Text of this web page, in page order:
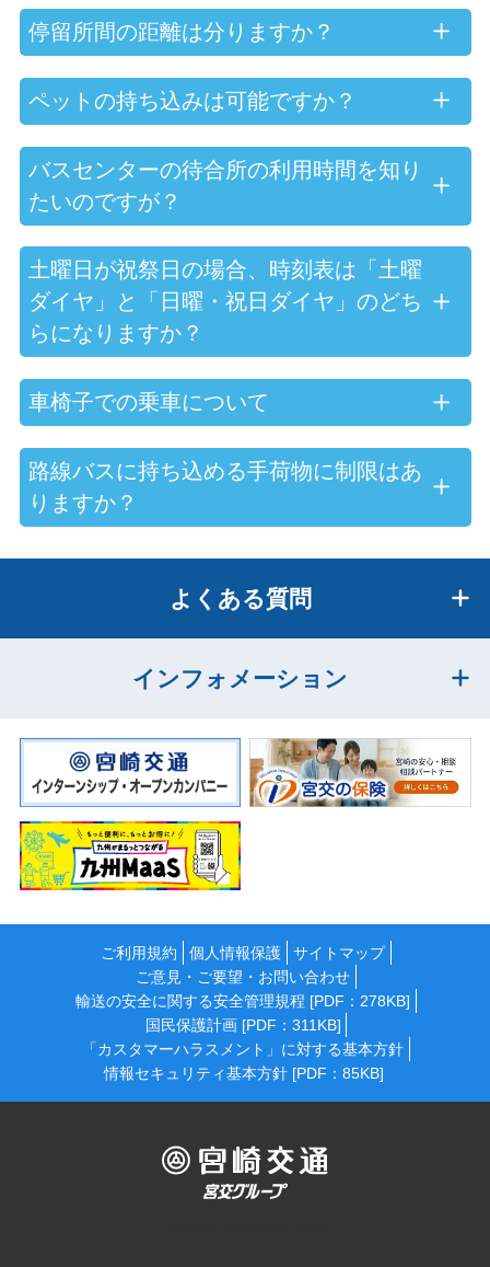
停留所間の距離は分りますか？
ペットの持ち込みは可能ですか？
バスセンターの待合所の利用時間を知り
たいのですが？
土曜日が祝祭日の場合、時刻表は「土曜
ダイヤ」と「日曜・祝日ダイヤ」のどち
らになりますか？
車椅子での乗車について
路線バスに持ち込める手荷物に制限はあ
りますか？
よくある質問
インフォメーション
ご利用規約 個人情報保護
サイトマップ
ご意見・ご要望・お問い合わせ
輸送の安全に関する安全管理規程 [PDF：278KB]
国民保護計画 [PDF：311KB]
「カスタマーハラスメント」に対する基本方針
情報セキュリティ基本方針 [PDF：85KB]